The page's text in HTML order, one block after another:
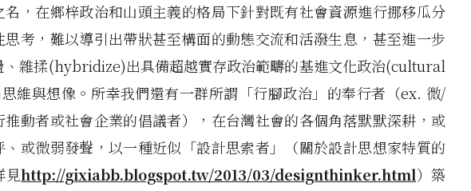
名，在鄉梓政治和山頭主義的格局下針對既有社會資源進行挪移瓜分
思考，難以導引出帶狀甚至構面的動態交流和活潑生息，甚至進一步
、雜揉(hybridize)出具備超越實存政治範疇的基進文化政治(cultural
維與想像。所幸我們還有一群所謂「行腳政治」的奉行者（ex. 微/
推動者或社會企業的倡議者），在台灣社會的各個角落默默深耕，或
、或微弱發聲，以一種近似「設計思索者」（關於設計思想家特質的
見http://gixiabb.blogspot.tw/2013/03/designthinker.html）築